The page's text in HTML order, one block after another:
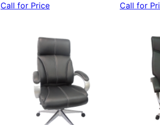
Call for Price Call for